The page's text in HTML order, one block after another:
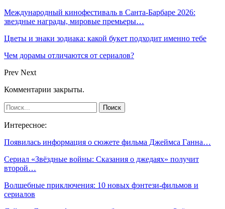
Международный кинофестиваль в Санта-Барбаре 2026:
звездные награды, мировые премьеры…
Цветы и знаки зодиака: какой букет подходит именно тебе
Чем дорамы отличаются от сериалов?
Prev Next
Комментарии закрыты.
Интересное:
Появилась информация о сюжете фильма Джеймса Ганна…
Сериал «Звёздные войны: Сказания о джедаях» получит
второй…
Волшебные приключения: 10 новых фэнтези-фильмов и
сериалов